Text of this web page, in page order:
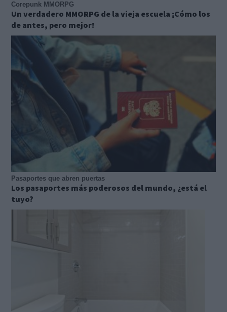
Corepunk MMORPG
Un verdadero MMORPG de la vieja escuela ¡Cómo los
de antes, pero mejor!
Pasaportes que abren puertas
Los pasaportes más poderosos del mundo, ¿está el
tuyo?